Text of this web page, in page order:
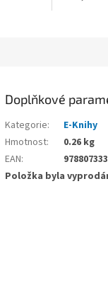
Doplňkové
Kategorie:
E-Knihy
Hmotnost:
0.26 kg
EAN:
Položka byla